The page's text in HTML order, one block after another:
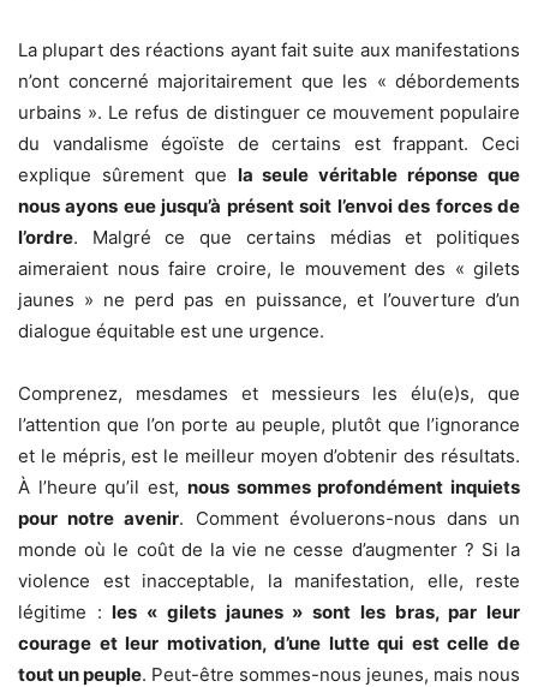
La plupart des réactions ayant fait suite aux manifestations
n’ont concerné majoritairement que les « débordements
urbains ». Le refus de distinguer ce mouvement populaire
du vandalisme égoïste de certains est frappant. Ceci
explique sûrement que la seule véritable réponse que
nous ayons eue jusqu’à présent soit l’envoi des forces de
l’ordre. Malgré ce que certains médias et politiques
aimeraient nous faire croire, le mouvement des « gilets
jaunes » ne perd pas en puissance, et l’ouverture d’un
dialogue équitable est une urgence.
Comprenez, mesdames et messieurs les élu(e)s, que
l’attention que l’on porte au peuple, plutôt que l’ignorance
et le mépris, est le meilleur moyen d’obtenir des résultats.
À l’heure qu’il est, nous sommes profondément inquiets
pour notre avenir. Comment évoluerons-nous dans un
monde où le coût de la vie ne cesse d’augmenter ? Si la
violence est inacceptable, la manifestation, elle, reste
légitime :les « gilets jaunes » sont les bras, par leur
courage et leur motivation, d’une lutte qui est celle de
tout un peuple. Peut-être sommes-nous jeunes, mais nous